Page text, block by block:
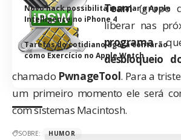
Novo hack possibilita instalar a Apple
Intelligence no iPhone 4
Tarefas do cotidiano agora contarão
como Exercício no Apple Watch
SOBRE: HUMOR
Team(grupo
liberar nas
programa
desbloqueio
chamado PwnageTool. Para a
um primeiro momento ele será
com sistemas Macintosh.